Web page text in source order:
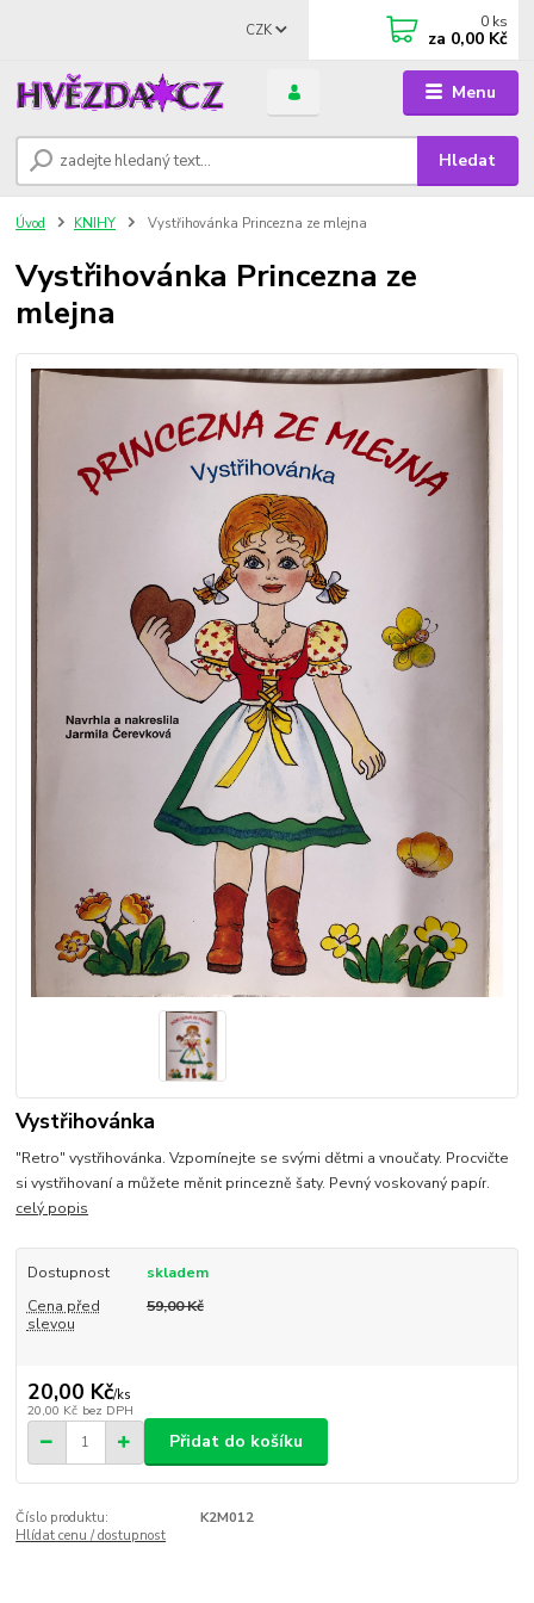
Menu
CZK
Hledat
0 ks
za 0,00 Kč
Úvod KNIHY Vystřihovánka Princezna ze mlejna
Vystřihovánka Princezna ze
mlejna
Vystřihovánka
"Retro" vystřihovánka. Vzpomínejte se svými dětmi a vnoučaty. Procvičte
si vystřihovaní a můžete měnit princezně šaty. Pevný voskovaný papír.
celý popis
Dostupnost
skladem
Cena před
slevou
59,00 Kč
20,00 Kč/ks
20,00 Kč bez DPH
Přidat do košíku
Číslo produktu:
K2M012
Hlídat cenu / dostupnost